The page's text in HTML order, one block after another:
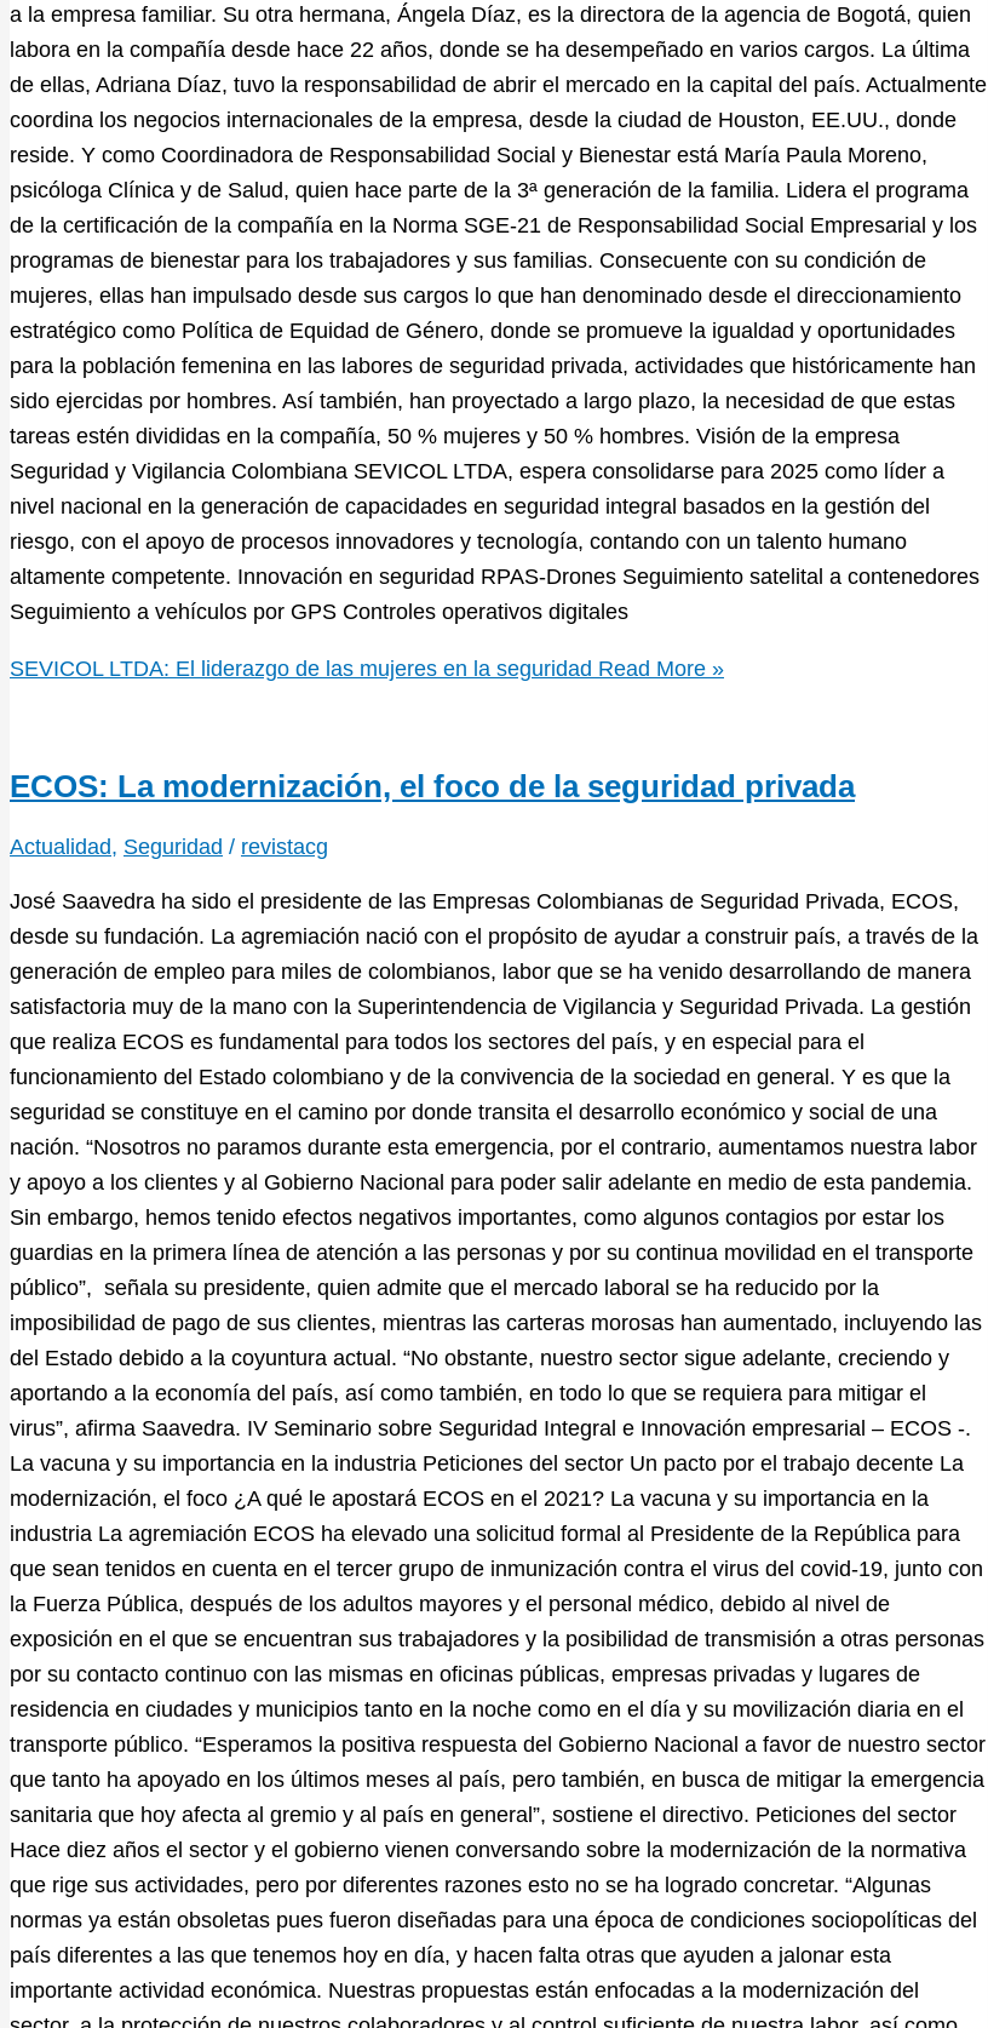
a la empresa familiar. Su otra hermana, Ángela Díaz, es la directora de la agencia de Bogotá, quien
labora en la compañía desde hace 22 años, donde se ha desempeñado en varios cargos. La última
de ellas, Adriana Díaz, tuvo la responsabilidad de abrir el mercado en la capital del país. Actualmente
coordina los negocios internacionales de la empresa, desde la ciudad de Houston, EE.UU., donde
reside. Y como Coordinadora de Responsabilidad Social y Bienestar está María Paula Moreno,
psicóloga Clínica y de Salud, quien hace parte de la 3ª generación de la familia. Lidera el programa
de la certificación de la compañía en la Norma SGE-21 de Responsabilidad Social Empresarial y los
programas de bienestar para los trabajadores y sus familias. Consecuente con su condición de
mujeres, ellas han impulsado desde sus cargos lo que han denominado desde el direccionamiento
estratégico como Política de Equidad de Género, donde se promueve la igualdad y oportunidades
para la población femenina en las labores de seguridad privada, actividades que históricamente han
sido ejercidas por hombres. Así también, han proyectado a largo plazo, la necesidad de que estas
tareas estén divididas en la compañía, 50 % mujeres y 50 % hombres. Visión de la empresa
Seguridad y Vigilancia Colombiana SEVICOL LTDA, espera consolidarse para 2025 como líder a
nivel nacional en la generación de capacidades en seguridad integral basados en la gestión del
riesgo, con el apoyo de procesos innovadores y tecnología, contando con un talento humano
altamente competente. Innovación en seguridad RPAS-Drones Seguimiento satelital a contenedores
Seguimiento a vehículos por GPS Controles operativos digitales
SEVICOL LTDA: El liderazgo de las mujeres en la seguridad Read More »
ECOS: La modernización, el foco de la seguridad privada
Actualidad, Seguridad / revistacg
José Saavedra ha sido el presidente de las Empresas Colombianas de Seguridad Privada, ECOS,
desde su fundación. La agremiación nació con el propósito de ayudar a construir país, a través de la
generación de empleo para miles de colombianos, labor que se ha venido desarrollando de manera
satisfactoria muy de la mano con la Superintendencia de Vigilancia y Seguridad Privada. La gestión
que realiza ECOS es fundamental para todos los sectores del país, y en especial para el
funcionamiento del Estado colombiano y de la convivencia de la sociedad en general. Y es que la
seguridad se constituye en el camino por donde transita el desarrollo económico y social de una
nación. “Nosotros no paramos durante esta emergencia, por el contrario, aumentamos nuestra labor
y apoyo a los clientes y al Gobierno Nacional para poder salir adelante en medio de esta pandemia.
Sin embargo, hemos tenido efectos negativos importantes, como algunos contagios por estar los
guardias en la primera línea de atención a las personas y por su continua movilidad en el transporte
público”, señala su presidente, quien admite que el mercado laboral se ha reducido por la
imposibilidad de pago de sus clientes, mientras las carteras morosas han aumentado, incluyendo las
del Estado debido a la coyuntura actual. “No obstante, nuestro sector sigue adelante, creciendo y
aportando a la economía del país, así como también, en todo lo que se requiera para mitigar el
virus”, afirma Saavedra. IV Seminario sobre Seguridad Integral e Innovación empresarial – ECOS -.
La vacuna y su importancia en la industria Peticiones del sector Un pacto por el trabajo decente La
modernización, el foco ¿A qué le apostará ECOS en el 2021? La vacuna y su importancia en la
industria La agremiación ECOS ha elevado una solicitud formal al Presidente de la República para
que sean tenidos en cuenta en el tercer grupo de inmunización contra el virus del covid-19, junto con
la Fuerza Pública, después de los adultos mayores y el personal médico, debido al nivel de
exposición en el que se encuentran sus trabajadores y la posibilidad de transmisión a otras personas
por su contacto continuo con las mismas en oficinas públicas, empresas privadas y lugares de
residencia en ciudades y municipios tanto en la noche como en el día y su movilización diaria en el
transporte público. “Esperamos la positiva respuesta del Gobierno Nacional a favor de nuestro sector
que tanto ha apoyado en los últimos meses al país, pero también, en busca de mitigar la emergencia
sanitaria que hoy afecta al gremio y al país en general”, sostiene el directivo. Peticiones del sector
Hace diez años el sector y el gobierno vienen conversando sobre la modernización de la normativa
que rige sus actividades, pero por diferentes razones esto no se ha logrado concretar. “Algunas
normas ya están obsoletas pues fueron diseñadas para una época de condiciones sociopolíticas del
país diferentes a las que tenemos hoy en día, y hacen falta otras que ayuden a jalonar esta
importante actividad económica. Nuestras propuestas están enfocadas a la modernización del